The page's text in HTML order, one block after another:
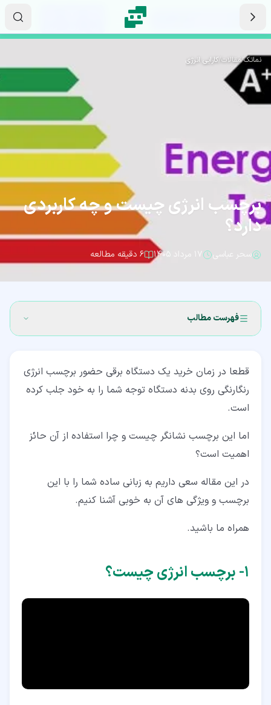
نماتک/مقالات/کارایی انرژی
برچسب انرژی چیست و چه کاربردی
دارد؟
سحر عباسی ۱۷ مرداد ۱۴۰۵ ۶ دقیقه مطالعه
فهرست مطالب
۲‏- تگ انرژی بر روی چه محصولاتی و در چه شرایطی نصب می
قطعا در زمان خرید یک دستگاه برقی حضور برچسب انرژی
رنگارنگی روی بدنه دستگاه توجه شما را به خود جلب کرده
است.
اما این برچسب نشانگر چیست و چرا استفاده از آن حائز
اهمیت است؟
در این مقاله سعی داریم به زبانی ساده شما را با این
برچسب و ویژگی های آن به خوبی آشنا کنیم.
همراه ما باشید.
۱‏- برچسب انرژی چیست؟